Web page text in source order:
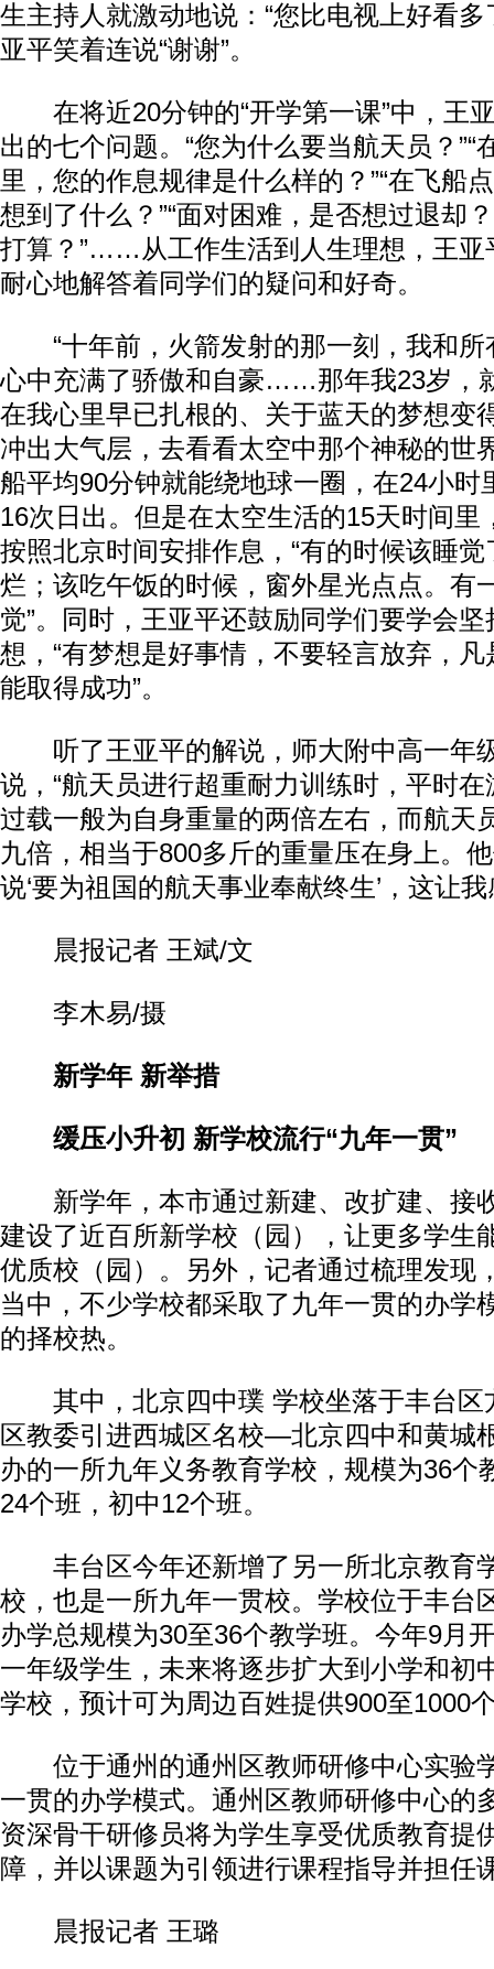
生主持人就激动地说：“您比电视上好看多
亚平笑着连说“谢谢”。
在将近20分钟的“开学第一课”中，王
出的七个问题。“您为什么要当航天员？”“
里，您的作息规律是什么样的？”“在飞船
想到了什么？”“面对困难，是否想过退却
打算？”……从工作生活到人生理想，王亚
耐心地解答着同学们的疑问和好奇。
“十年前，火箭发射的那一刻，我和所
心中充满了骄傲和自豪……那年我23岁，
在我心里早已扎根的、关于蓝天的梦想变
冲出大气层，去看看太空中那个神秘的世
船平均90分钟就能绕地球一圈，在24小时
16次日出。但是在太空生活的15天时间里
按照北京时间安排作息，“有的时候该睡
烂；该吃午饭的时候，窗外星光点点。有
觉”。同时，王亚平还鼓励同学们要学会
想，“有梦想是好事情，不要轻言放弃，
能取得成功”。
听了王亚平的解说，师大附中高一年
说，“航天员进行超重耐力训练时，平时
过载一般为自身重量的两倍左右，而航天
九倍，相当于800多斤的重量压在身上。
说‘要为祖国的航天事业奉献终生’，这让
晨报记者 王斌/文
李木易/摄
新学年 新举措
缓压小升初 新学校流行“九年一贯”
新学年，本市通过新建、改扩建、接
建设了近百所新学校（园），让更多学生
优质校（园）。另外，记者通过梳理发现
当中，不少学校都采取了九年一贯的办学
的择校热。
其中，北京四中璞 学校坐落于丰台区
区教委引进西城区名校—北京四中和黄城
办的一所九年义务教育学校，规模为36个
24个班，初中12个班。
丰台区今年还新增了另一所北京教育
校，也是一所九年一贯校。学校位于丰台
办学总规模为30至36个教学班。今年9月
一年级学生，未来将逐步扩大到小学和初
学校，预计可为周边百姓提供900至1000
位于通州的通州区教师研修中心实验
一贯的办学模式。通州区教师研修中心的
资深骨干研修员将为学生享受优质教育提
障，并以课题为引领进行课程指导并担任
晨报记者 王璐